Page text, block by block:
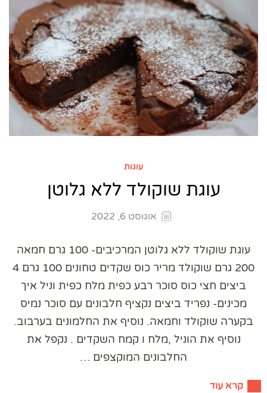
עוגות
עוגת שוקולד ללא גלוטן
אוגוסט 6, 2022
עוגת שוקולד ללא גלוטן המרכיבים- 100 גרם חמאה
200 גרם שוקולד מריר כוס שקדים טחונים 100 גרם 4
ביצים חצי כוס סוכר רבע כפית מלח כפית וניל איך
מכינים- נפריד ביצים נקציף חלבונים עם סוכר נמיס
בקערה שוקולד וחמאה. נוסיף את החלמונים בערבוב.
נוסיף את הוניל ,מלח ו קמח השקדים . נקפל את
החלבונים המוקצפים …
קרא עוד